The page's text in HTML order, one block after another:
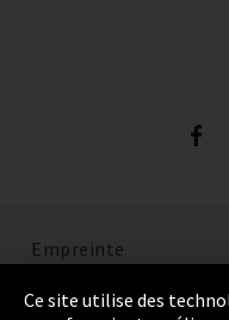
Empreinte
Politique de
Ce site utilise des